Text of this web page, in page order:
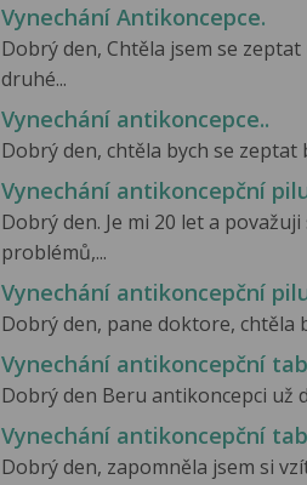
Vynechání Antikoncepce.
Dobrý den, Chtěla jsem se
druhé...
Vynechání antikoncepce..
Dobrý den, chtěla bych se zeptat
Vynechání antikoncepční
Dobrý den. Je mi 20 let a
problémů,...
Vynechání antikoncepční
Dobrý den, pane doktore, chtěla
Vynechání antikoncepční
Dobrý den Beru antikoncepci už
Vynechání antikoncepční
Dobrý den, zapomněla jsem si